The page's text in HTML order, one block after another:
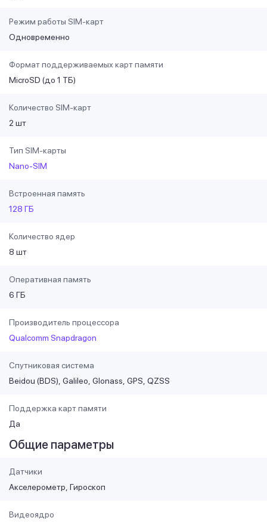
Режим работы SIM-карт
Одновременно
Формат поддерживаемых карт памяти
MicroSD (до 1 ТБ)
Количество SIM-карт
2 шт
Тип SIM-карты
Nano-SIM
Встроенная память
128 ГБ
Количество ядер
8 шт
Оперативная память
6 ГБ
Производитель процессора
Qualcomm Snapdragon
Спутниковая система
Beidou (BDS) Galileo Glonass GPS QZSS
Поддержка карт памяти
Да
Общие параметры
Датчики
Акселерометр Гироскоп
Видеоядро